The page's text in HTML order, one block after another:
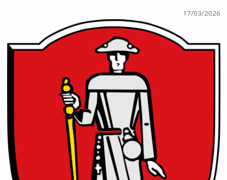
17/03/2026